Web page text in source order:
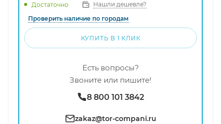
Достаточно
Нашли дешевле?
Проверить наличие по городам
КУПИТЬ В 1 КЛИК
Есть вопросы?
Звоните или пишите!
8 800 101 3842
zakaz@tor-compani.ru